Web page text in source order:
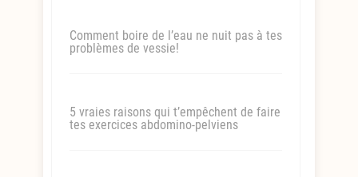
Comment boire de l’eau ne nuit pas à tes
problèmes de vessie!
5 vraies raisons qui t’empêchent de faire
tes exercices abdomino-pelviens